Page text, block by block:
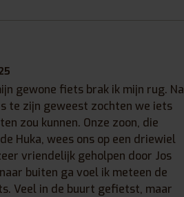
gewone fiets brak ik mijn rug. Na
te zijn geweest zochten we iets
zou kunnen. Onze zoon, die
Huka, wees ons op een driewiel
vriendelijk geholpen door Jos
buiten ga voel ik meteen de
Veel in de buurt gefietst, maar